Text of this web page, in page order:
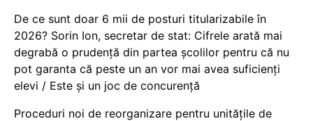
De ce sunt doar 6 mii de posturi titularizabile în
2026? Sorin Ion, secretar de stat: Cifrele arată mai
degrabă o prudență din partea școlilor pentru că nu
pot garanta că peste un an vor mai avea suficienți
elevi / Este și un joc de concurență
Proceduri noi de reorganizare pentru unitățile de